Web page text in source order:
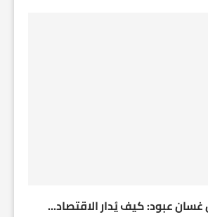
عبود: كيف يُدار الاقتصاد...